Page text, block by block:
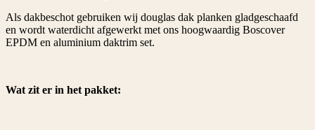
Als dakbeschot gebruiken wij douglas dak planken gladgeschaafd
en wordt waterdicht afgewerkt met ons hoogwaardig Boscover
EPDM en aluminium daktrim set.
Wat zit er in het pakket: